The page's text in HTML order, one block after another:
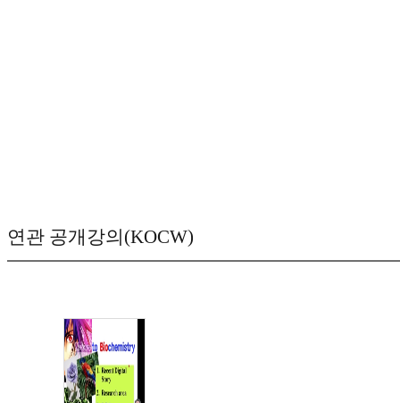
연관 공개강의(KOCW)